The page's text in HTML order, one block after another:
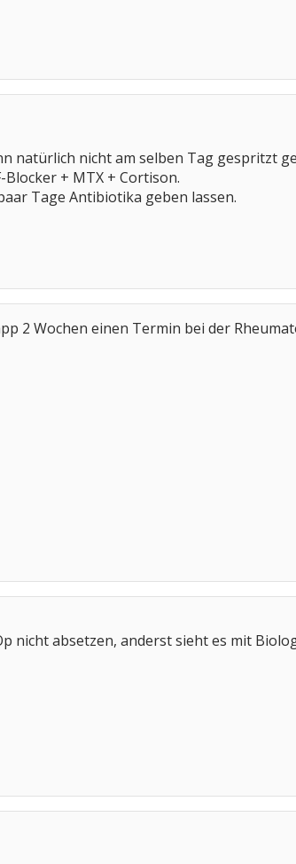
natürlich nicht am selben Tag gespritzt
+ MTX + Cortison.
Tage Antibiotika geben lassen.
2 Wochen einen Termin bei der
nicht absetzen, anderst sieht es mit